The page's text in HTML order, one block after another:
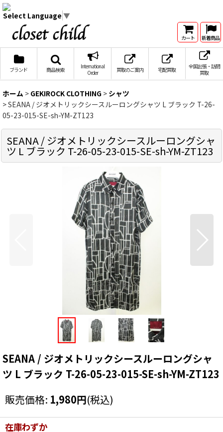
Select Language ▼
カート 新着商品
ブランド 商品検索
International
Order
買取のご案内 宅配買取
全国出張・訪問
買取
ホーム > GEKIROCK CLOTHING > シャツ
>SEANA / ジオメトリックシースルーロングシャツ L ブラック T-26-
05-23-015-SE-sh-YM-ZT123
SEANA / ジオメトリックシースルーロングシャ
ツ L ブラック T-26-05-23-015-SE-sh-YM-ZT123
SEANA / ジオメトリックシースルーロングシャ
ツ L ブラック T-26-05-23-015-SE-sh-YM-ZT123
販売価格: 1,980円(税込)
在庫わずか